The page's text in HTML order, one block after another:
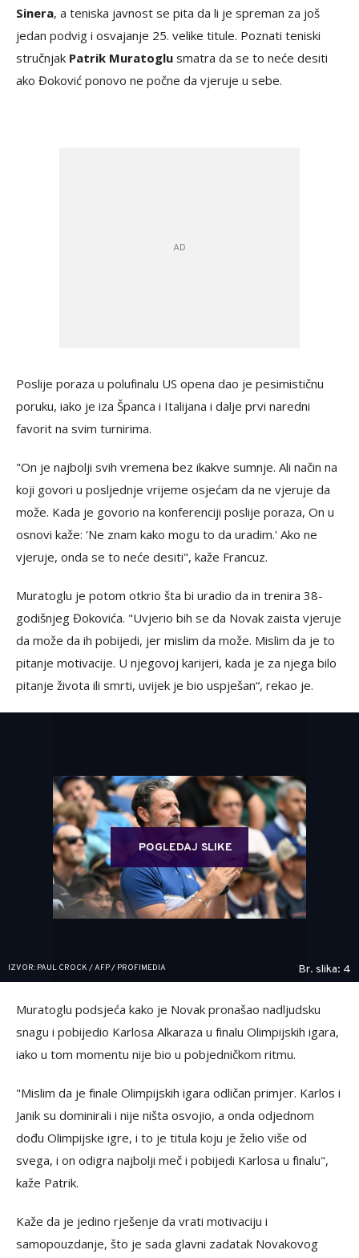
Sinera, a teniska javnost se pita da li je spreman za još
jedan podvig i osvajanje 25. velike titule. Poznati teniski
stručnjak Patrik Muratoglu smatra da se to neće desiti
ako Đoković ponovo ne počne da vjeruje u sebe.
Poslije poraza u polufinalu US opena dao je pesimističnu
poruku, iako je iza Španca i Italijana i dalje prvi naredni
favorit na svim turnirima.
"On je najbolji svih vremena bez ikakve sumnje. Ali način na
koji govori u posljednje vrijeme osjećam da ne vjeruje da
može. Kada je govorio na konferenciji poslije poraza, On u
osnovi kaže: 'Ne znam kako mogu to da uradim.' Ako ne
vjeruje, onda se to neće desiti", kaže Francuz.
Muratoglu je potom otkrio šta bi uradio da in trenira 38-
godišnjeg Đokovića. "Uvjerio bih se da Novak zaista vjeruje
da može da ih pobijedi, jer mislim da može. Mislim da je to
pitanje motivacije. U njegovoj karijeri, kada je za njega bilo
pitanje života ili smrti, uvijek je bio uspješan“, rekao je.
POGLEDAJ SLIKE
IZVOR: PAUL CROCK / AFP / PROFIMEDIA Br. slika: 4
Muratoglu podsjeća kako je Novak pronašao nadljudsku
snagu i pobijedio Karlosa Alkaraza u finalu Olimpijskih igara,
iako u tom momentu nije bio u pobjedničkom ritmu.
"Mislim da je finale Olimpijskih igara odličan primjer. Karlos i
Janik su dominirali i nije ništa osvojio, a onda odjednom
dođu Olimpijske igre, i to je titula koju je želio više od
svega, i on odigra najbolji meč i pobijedi Karlosa u finalu",
kaže Patrik.
Kaže da je jedino rješenje da vrati motivaciju i
samopouzdanje, što je sada glavni zadatak Novakovog